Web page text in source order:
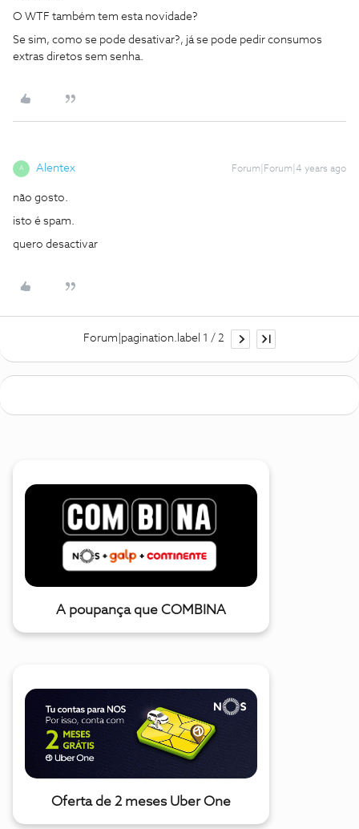
O WTF também tem esta novidade?
Se sim, como se pode desativar?, já se pode pedir consumos
extras diretos sem senha.
A Alentex Forum|Forum|4 years ago
não gosto.
isto é spam.
quero desactivar
Forum|pagination.label 1 / 2
A poupança que COMBINA
Oferta de 2 meses Uber One